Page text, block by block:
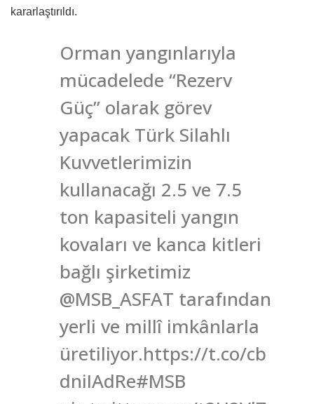
kararlaştırıldı.
Orman yangınlarıyla
mücadelede “Rezerv
Güç” olarak görev
yapacak Türk Silahlı
Kuvvetlerimizin
kullanacağı 2.5 ve 7.5
ton kapasiteli yangın
kovaları ve kanca kitleri
bağlı şirketimiz
@MSB_ASFAT tarafından
yerli ve millî imkânlarla
üretiliyor.https://t.co/cb
dniIAdRe#MSB